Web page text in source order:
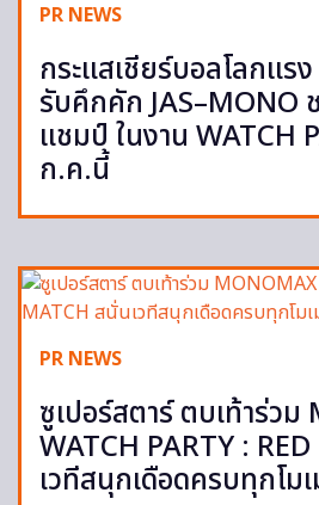
PR NEWS
กระแสเชียร์บอลโลกแ
รับคึกคัก JAS–MONO
แชมป์ ในงาน WATCH
ก.ค.นี้
PR NEWS
ซูเปอร์สตาร์ ตบเท้าร่ว
WATCH PARTY :
เวทีสนุกเดือดครบทุกโม